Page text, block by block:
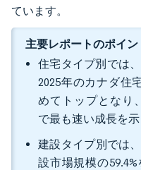
ています。
主要レポートのポイン
住宅タイプ別では
2025年のカナダ住
めてトップとなり
で最も速い成長を示
建設タイプ別では
設市場規模の